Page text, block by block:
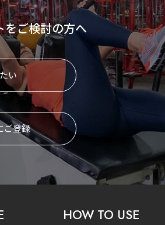
をご検討の方へ
い
ご登録
HOW TO USE